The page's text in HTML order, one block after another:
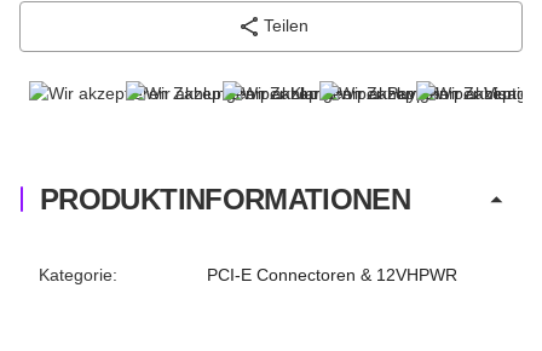
Teilen
PRODUKTINFORMATIONEN
Produkteigenschaft
Wert
Kategorie: PCI-E Connectoren & 12VHPWR